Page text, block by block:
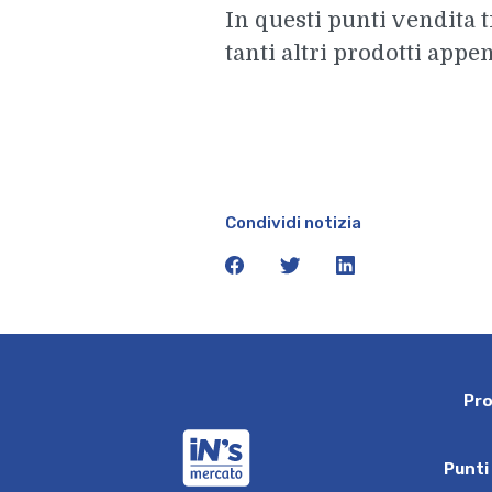
In questi punti vendita
tanti altri prodotti
Condividi notizia
facebooktwitterlinkedin
Pro
Punti